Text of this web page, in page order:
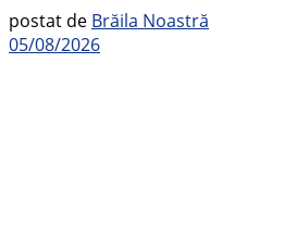
postat de Brăila Noastră
05/08/2026